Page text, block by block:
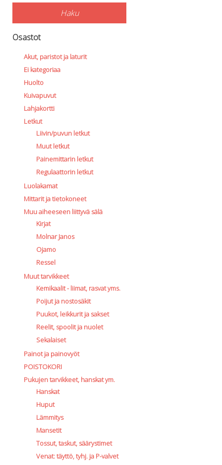
Haku
Osastot
Akut, paristot ja laturit
Ei kategoriaa
Huolto
Kuivapuvut
Lahjakortti
Letkut
Liivin/puvun letkut
Muut letkut
Painemittarin letkut
Regulaattorin letkut
Luolakamat
Mittarit ja tietokoneet
Muu aiheeseen liittyvä sälä
Kirjat
Molnar Janos
Ojamo
Ressel
Muut tarvikkeet
Kemikaalit - liimat, rasvat yms.
Poijut ja nostosäkit
Puukot, leikkurit ja sakset
Reelit, spoolit ja nuolet
Sekalaiset
Painot ja painovyöt
POISTOKORI
Pukujen tarvikkeet, hanskat ym.
Hanskat
Huput
Lämmitys
Mansetit
Tossut, taskut, säärystimet
Venat: täyttö, tyhj. ja P-valvet